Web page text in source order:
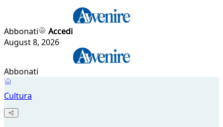
Abbonati
Accedi
August 8, 2026
Abbonati
Cultura